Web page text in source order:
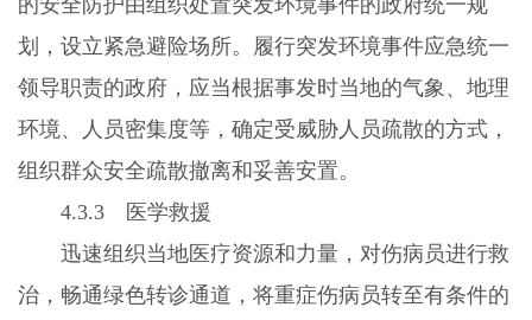
划，设立紧急避险场所。履行突发环境事件应急统一
领导职责的政府，应当根据事发时当地的气象、地理
环境、人员密集度等，确定受威胁人员疏散的方式，
组织群众安全疏散撤离和妥善安置。
4.3.3 医学救援
迅速组织当地医疗资源和力量，对伤病员进行救
治，畅通绿色转诊通道，将重症伤病员转至有条件的